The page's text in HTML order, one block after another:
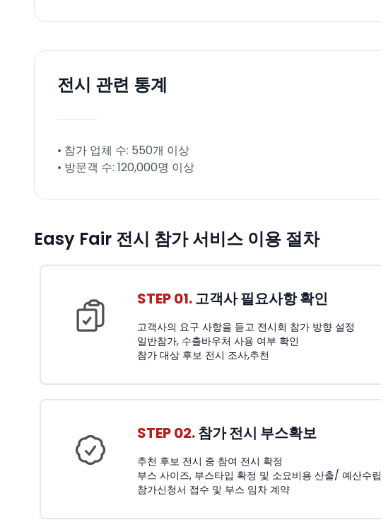
전시 관련 통계
• 참가 업체 수: 550개 이상
• 방문객 수: 120,000명 이상
Easy Fair 전시 참가 서비스 이용 절차
STEP 01.고객사 필요사항 확인
고객사의 요구 사항을 듣고 전시회 참가 방향 설정
일반참가, 수출바우처 사용 여부 확인
참가 대상 후보 전시 조사,추천
STEP 02.참가 전시 부스확보
추천 후보 전시 중 참여 전시 확정
부스 사이즈, 부스타입 확정 및 소요비용 산출/ 예산수립
참가신청서 접수 및 부스 임차 계약